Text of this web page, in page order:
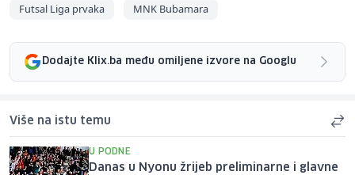
Futsal Liga prvaka MNK Bubamara
Dodajte Klix.ba među omiljene izvore na Googlu
Više na istu temu
U PODNE
Danas u Nyonu žrijeb preliminarne i glavne